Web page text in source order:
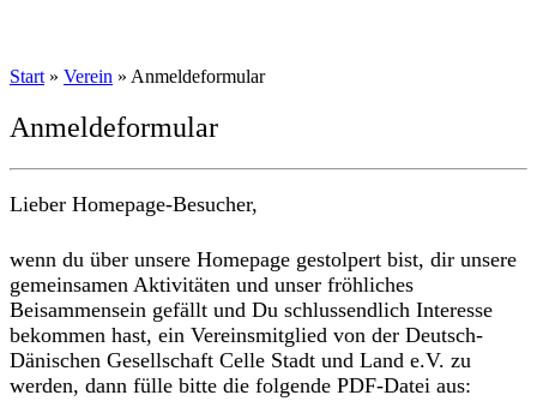
Start » Verein » Anmeldeformular
Anmeldeformular
Lieber Homepage-Besucher,
wenn du über unsere Homepage gestolpert bist, dir unsere
gemeinsamen Aktivitäten und unser fröhliches
Beisammensein gefällt und Du schlussendlich Interesse
bekommen hast, ein Vereinsmitglied von der Deutsch-
Dänischen Gesellschaft Celle Stadt und Land e.V. zu
werden, dann fülle bitte die folgende PDF-Datei aus: